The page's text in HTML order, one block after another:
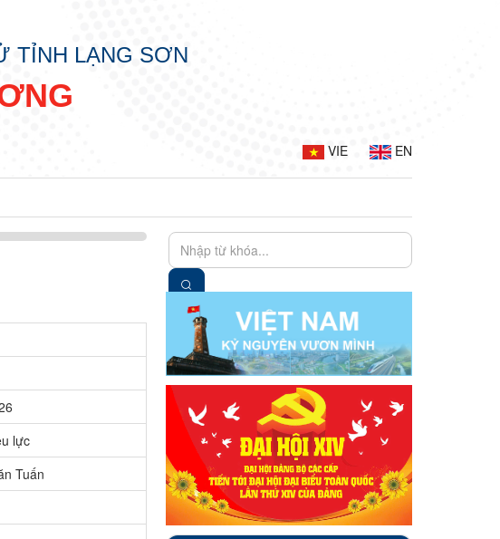
TỈNH LẠNG SƠN
VIE EN
lực
Tuấn